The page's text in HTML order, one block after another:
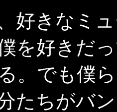
好きなミ
を好きだ
。でも僕
たちがバ